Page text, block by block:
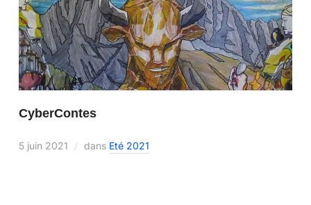
CyberContes
5 juin 2021 dans Eté 2021